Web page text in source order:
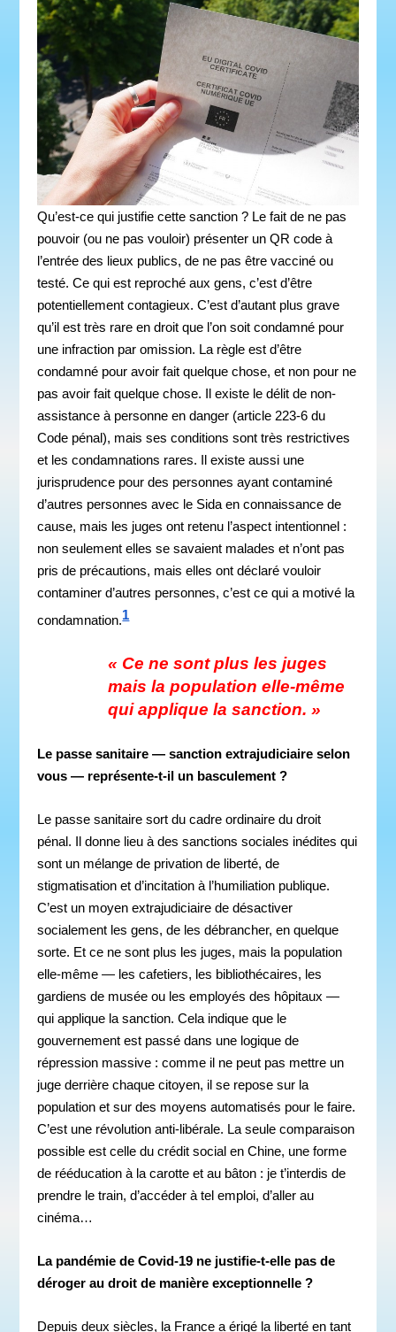
Qu’est-ce qui justifie cette sanction ? Le fait de ne pas
pouvoir (ou ne pas vouloir) présenter un QR code à
l’entrée des lieux publics, de ne pas être vacciné ou
testé. Ce qui est reproché aux gens, c’est d’être
potentiellement contagieux. C’est d’autant plus grave
qu’il est très rare en droit que l’on soit condamné pour
une infraction par omission. La règle est d’être
condamné pour avoir fait quelque chose, et non pour ne
pas avoir fait quelque chose. Il existe le délit de non-
assistance à personne en danger (article 223-6 du
Code pénal), mais ses conditions sont très restrictives
et les condamnations rares. Il existe aussi une
jurisprudence pour des personnes ayant contaminé
d’autres personnes avec le Sida en connaissance de
cause, mais les juges ont retenu l’aspect intentionnel :
non seulement elles se savaient malades et n’ont pas
pris de précautions, mais elles ont déclaré vouloir
contaminer d’autres personnes, c’est ce qui a motivé la
condamnation.1
« Ce ne sont plus les juges
mais la population elle-même
qui applique la sanction. »
Le passe sanitaire — sanction extrajudiciaire selon
vous — représente-t-il un basculement ?
Le passe sanitaire sort du cadre ordinaire du droit
pénal. Il donne lieu à des sanctions sociales inédites qui
sont un mélange de privation de liberté, de
stigmatisation et d’incitation à l’humiliation publique.
C’est un moyen extrajudiciaire de désactiver
socialement les gens, de les débrancher, en quelque
sorte. Et ce ne sont plus les juges, mais la population
elle-même — les cafetiers, les bibliothécaires, les
gardiens de musée ou les employés des hôpitaux —
qui applique la sanction. Cela indique que le
gouvernement est passé dans une logique de
répression massive : comme il ne peut pas mettre un
juge derrière chaque citoyen, il se repose sur la
population et sur des moyens automatisés pour le faire.
C’est une révolution anti-libérale. La seule comparaison
possible est celle du crédit social en Chine, une forme
de rééducation à la carotte et au bâton : je t’interdis de
prendre le train, d’accéder à tel emploi, d’aller au
cinéma…
La pandémie de Covid-19 ne justifie-t-elle pas de
déroger au droit de manière exceptionnelle ?
Depuis deux siècles, la France a érigé la liberté en tant